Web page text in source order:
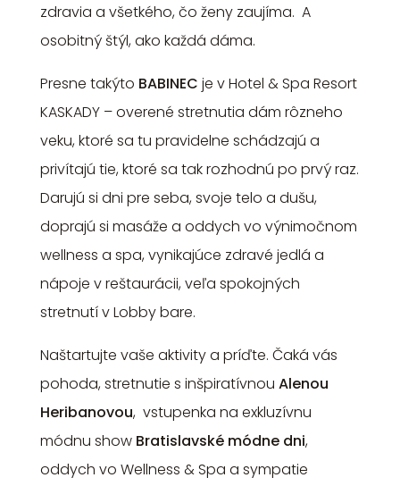
zdravia a všetkého, čo ženy zaujíma. A
osobitný štýl, ako každá dáma.
Presne takýto BABINEC je v Hotel & Spa Resort
KASKADY – overené stretnutia dám rôzneho
veku, ktoré sa tu pravidelne schádzajú a
privítajú tie, ktoré sa tak rozhodnú po prvý raz.
Darujú si dni pre seba, svoje telo a dušu,
doprajú si masáže a oddych vo výnimočnom
wellness a spa, vynikajúce zdravé jedlá a
nápoje v reštaurácii, veľa spokojných
stretnutí v Lobby bare.
Naštartujte vaše aktivity a príďte. Čaká vás
pohoda, stretnutie s inšpiratívnou Alenou
Heribanovou, vstupenka na exkluzívnu
módnu show Bratislavské módne dni,
oddych vo Wellness & Spa a sympatie